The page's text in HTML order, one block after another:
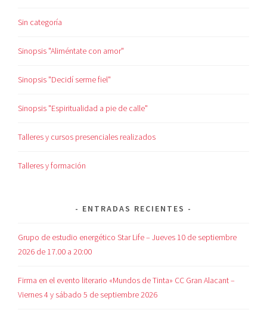
Sin categoría
Sinopsis "Aliméntate con amor"
Sinopsis "Decidí serme fiel"
Sinopsis "Espiritualidad a pie de calle"
Talleres y cursos presenciales realizados
Talleres y formación
ENTRADAS RECIENTES
Grupo de estudio energético Star Life – Jueves 10 de septiembre
2026 de 17.00 a 20:00
Firma en el evento literario «Mundos de Tinta» CC Gran Alacant –
Viernes 4 y sábado 5 de septiembre 2026